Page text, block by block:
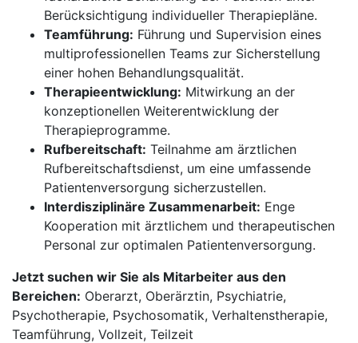
Berücksichtigung individueller Therapiepläne.
Teamführung: Führung und Supervision eines
multiprofessionellen Teams zur Sicherstellung
einer hohen Behandlungsqualität.
Therapieentwicklung: Mitwirkung an der
konzeptionellen Weiterentwicklung der
Therapieprogramme.
Rufbereitschaft: Teilnahme am ärztlichen
Rufbereitschaftsdienst, um eine umfassende
Patientenversorgung sicherzustellen.
Interdisziplinäre Zusammenarbeit: Enge
Kooperation mit ärztlichem und therapeutischen
Personal zur optimalen Patientenversorgung.
Jetzt suchen wir Sie als Mitarbeiter aus den
Bereichen: Oberarzt, Oberärztin, Psychiatrie,
Psychotherapie, Psychosomatik, Verhaltenstherapie,
Teamführung, Vollzeit, Teilzeit